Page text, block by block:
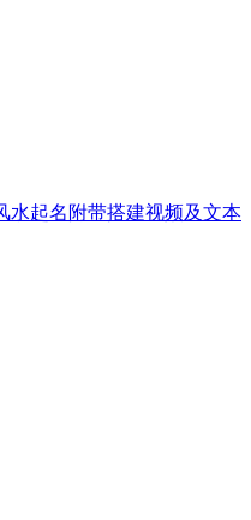
水起名附带搭建视频及文本